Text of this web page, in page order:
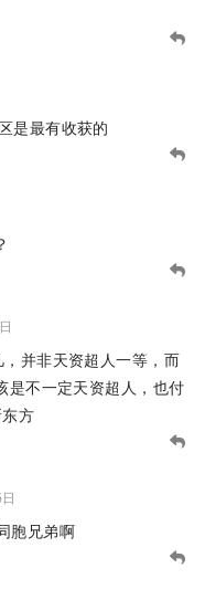
是最有收获的
并非天资超人一等，而
是不一定天资超人，也付
方
胞兄弟啊